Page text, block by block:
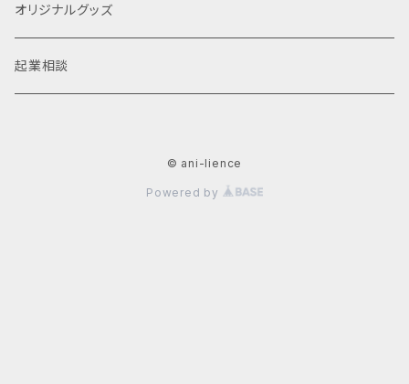
オリジナルグッズ
起業相談
© ani-lience
Powered by